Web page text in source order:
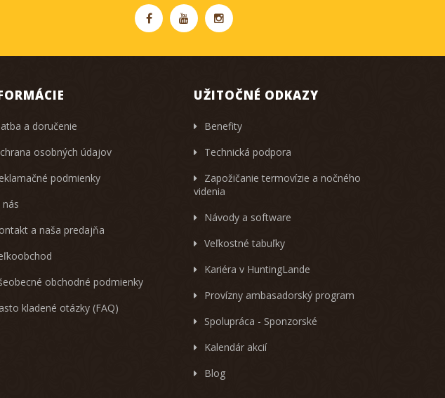
a doručenie
osobných údajov
podmienky
nás
a naša predajňa
obchodné podmienky
kladené otázky (FAQ)
UŽITOČNÉ ODKAZY
Benefity
Technická podpora
Zapožičanie termovízie a nočného
videnia
Návody a software
Veľkostné tabuľky
Kariéra v HuntingLande
Provízny ambasadorský program
Spolupráca - Sponzorské
Kalendár akcií
Blog